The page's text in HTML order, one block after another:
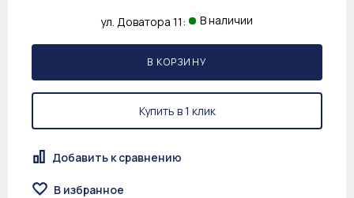
ул. Доватора 11: В наличии
В КОРЗИНУ
Купить в 1 клик
Добавить к сравнению
В избранное